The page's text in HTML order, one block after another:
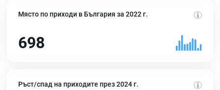
Място по приходи в България за 2022 г.
698
Ръст/спад на приходите през 2024 г.